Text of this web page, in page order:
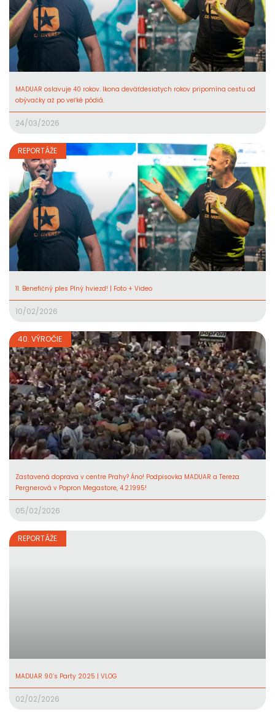
MADUAR oslavuje 40 rokov. Ikona deväťdesiatych rokov pripomína cestu od
obývačky až po veľké pódiá.
24/03/2026
REPORTÁŽE
11. Benefičný ples Plný hviezd! | Foto + Video
10/02/2026
40. VÝROČIE
Zastavená doprava v centre Prahy? Áno! Podpisovka MADUAR a Tereza
Pergnerová v Popron Megastore, 4.2.1995!
05/02/2026
REPORTÁŽE
MADUAR 90’s Party 2025 | VLOG
02/02/2026